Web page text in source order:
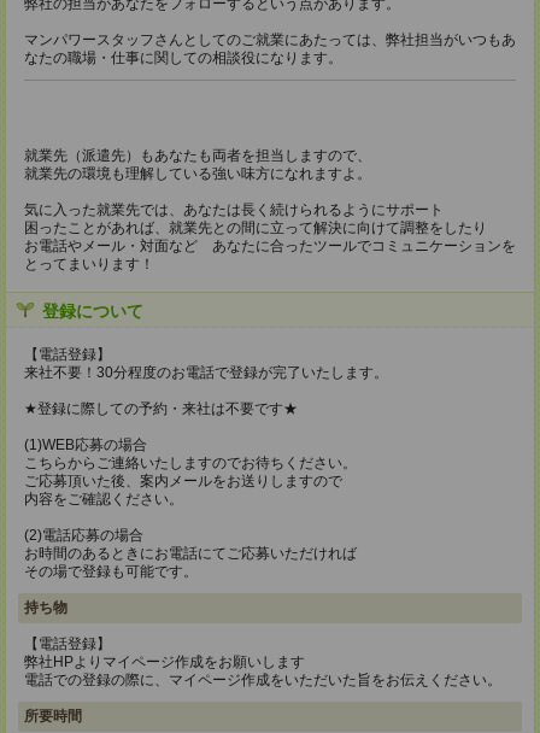
弊社の担当があなたをフォローするという点があります。
マンパワースタッフさんとしてのご就業にあたっては、弊社担当がいつもあ
なたの職場・仕事に関しての相談役になります。
就業先（派遣先）もあなたも両者を担当しますので、
就業先の環境も理解している強い味方になれますよ。
気に入った就業先では、あなたは長く続けられるようにサポート
困ったことがあれば、就業先との間に立って解決に向けて調整をしたり
お電話やメール・対面など あなたに合ったツールでコミュニケーションを
とってまいります！
登録について
【電話登録】
来社不要！30分程度のお電話で登録が完了いたします。
★登録に際しての予約・来社は不要です★
(1)WEB応募の場合
こちらからご連絡いたしますのでお待ちください。
ご応募頂いた後、案内メールをお送りしますので
内容をご確認ください。
(2)電話応募の場合
お時間のあるときにお電話にてご応募いただければ
その場で登録も可能です。
持ち物
【電話登録】
弊社HPよりマイページ作成をお願いします
電話での登録の際に、マイページ作成をいただいた旨をお伝えください。
所要時間